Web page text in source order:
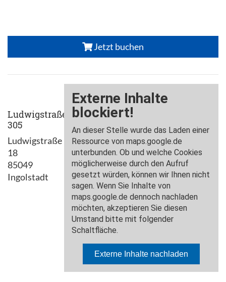
Jetzt buchen
Ludwigstraße
305
Ludwigstraße
18
85049
Ingolstadt